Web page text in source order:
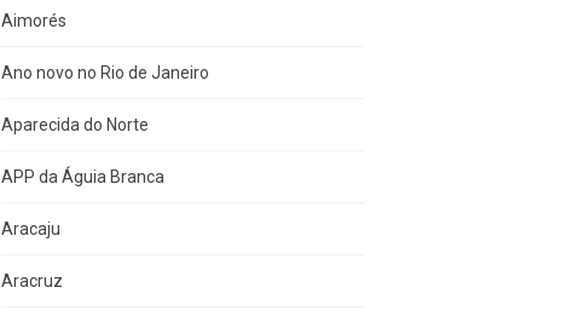
Aimorés
Ano novo no Rio de Janeiro
Aparecida do Norte
APP da Águia Branca
Aracaju
Aracruz